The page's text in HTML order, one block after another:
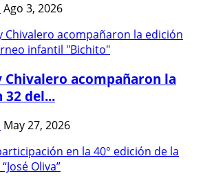
Ago 3, 2026
Chivalero acompañaron la
32 del...
May 27, 2026